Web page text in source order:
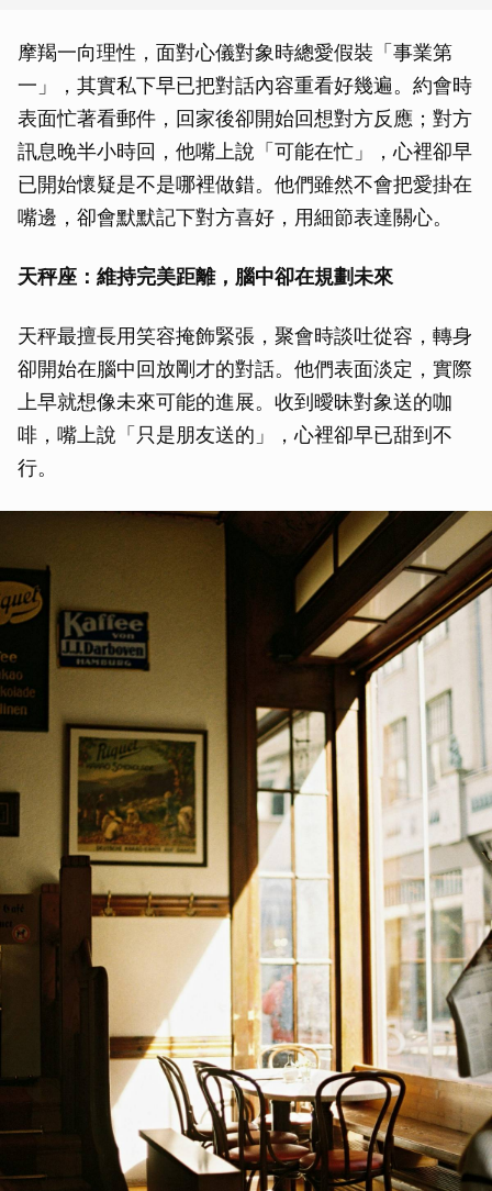
摩羯一向理性，面對心儀對象時總愛假裝「事業第
一」，其實私下早已把對話內容重看好幾遍。約會時
表面忙著看郵件，回家後卻開始回想對方反應；對方
訊息晚半小時回，他嘴上說「可能在忙」，心裡卻早
已開始懷疑是不是哪裡做錯。他們雖然不會把愛掛在
嘴邊，卻會默默記下對方喜好，用細節表達關心。
天秤座：維持完美距離，腦中卻在規劃未來
天秤最擅長用笑容掩飾緊張，聚會時談吐從容，轉身
卻開始在腦中回放剛才的對話。他們表面淡定，實際
上早就想像未來可能的進展。收到曖昧對象送的咖
啡，嘴上說「只是朋友送的」，心裡卻早已甜到不
行。